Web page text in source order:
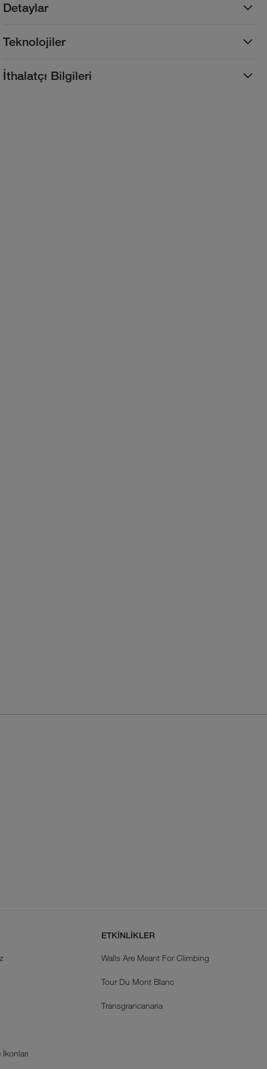
Detaylar
Teknolojiler
İthalatçı Bilgileri
ETKİNLİKLER
Walls Are Meant For Climbing
Tour Du Mont Blanc
Transgrancanaria